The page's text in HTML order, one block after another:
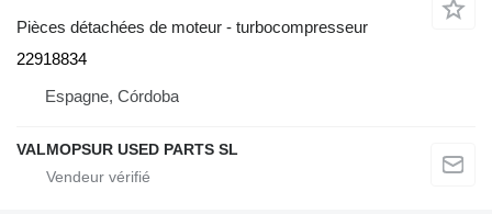
Pièces détachées de moteur - turbocompresseur
22918834
Espagne, Córdoba
VALMOPSUR USED PARTS SL